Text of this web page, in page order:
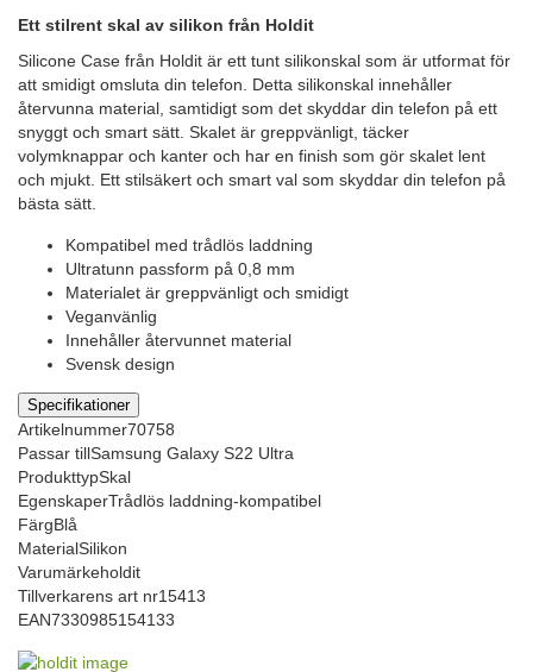
Ett stilrent skal av silikon från Holdit
Silicone Case från Holdit är ett tunt silikonskal som är utformat för
att smidigt omsluta din telefon. Detta silikonskal innehåller
återvunna material, samtidigt som det skyddar din telefon på ett
snyggt och smart sätt. Skalet är greppvänligt, täcker
volymknappar och kanter och har en finish som gör skalet lent
och mjukt. Ett stilsäkert och smart val som skyddar din telefon på
bästa sätt.
Kompatibel med trådlös laddning
Ultratunn passform på 0,8 mm
Materialet är greppvänligt och smidigt
Veganvänlig
Innehåller återvunnet material
Svensk design
Specifikationer
Artikelnummer70758
Passar tillSamsung Galaxy S22 Ultra
ProdukttypSkal
EgenskaperTrådlös laddning-kompatibel
FärgBlå
MaterialSilikon
Varumärkeholdit
Tillverkarens art nr15413
EAN7330985154133